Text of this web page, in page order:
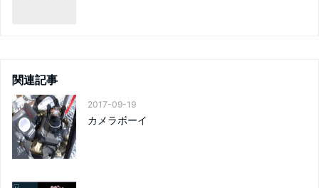
関連記事
2017-09-19
カメラボーイ